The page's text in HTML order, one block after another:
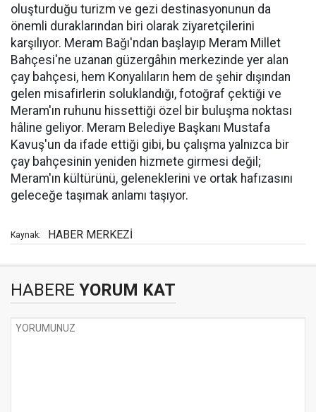
oluşturduğu turizm ve gezi destinasyonunun da
önemli duraklarından biri olarak ziyaretçilerini
karşılıyor. Meram Bağı'ndan başlayıp Meram Millet
Bahçesi'ne uzanan güzergâhın merkezinde yer alan
çay bahçesi, hem Konyalıların hem de şehir dışından
gelen misafirlerin soluklandığı, fotoğraf çektiği ve
Meram'ın ruhunu hissettiği özel bir buluşma noktası
hâline geliyor. Meram Belediye Başkanı Mustafa
Kavuş'un da ifade ettiği gibi, bu çalışma yalnızca bir
çay bahçesinin yeniden hizmete girmesi değil;
Meram'ın kültürünü, geleneklerini ve ortak hafızasını
geleceğe taşımak anlamı taşıyor.
Kaynak: HABER MERKEZİ
HABERE YORUM KAT